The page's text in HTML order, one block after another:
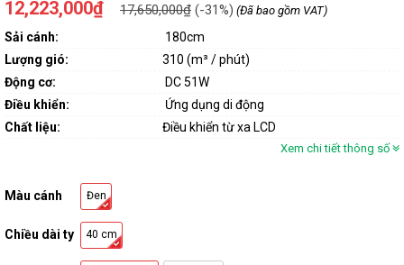
12,223,000₫ 17,650,000₫ (-31%) (Đã bao gồm VAT)
Sải cánh:
180cm
Lượng gió:
310 (m³ / phút)
Động cơ:
DC 51W
Điều khiển:
Ứng dụng di động
Chất liệu:
Điều khiển từ xa LCD
Xem chi tiết thông số
Màu cánh Đen
Chiều dài ty 40 cm